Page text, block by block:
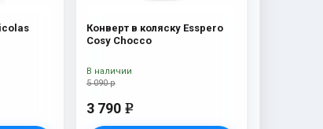
Конверт в коляску Esspero
Cosy Chocco
5 090 р
3 790 e
В наличии